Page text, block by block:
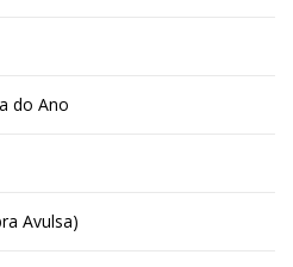
do Ano
Avulsa)